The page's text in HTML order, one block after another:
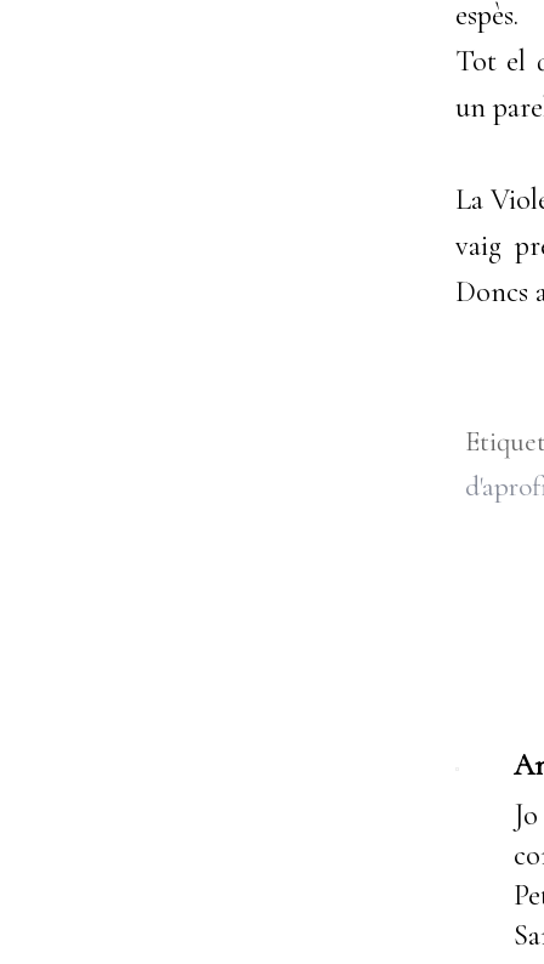
espès.
Tot el
un
La
vaig
Doncs